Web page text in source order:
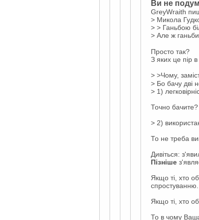
Ви не
GreyWraith
> Микола
> > Ганьбою
> Але ж
Просто так?
З яких це пір в
> >Чому,
> Бо бачу дві
> 1)
Точно бачите?
> 2)
То не треба
Дивіться:
Пізніше
Якщо ті, хто
спростуванню.
Якщо ті, хто
То в чому Ваша